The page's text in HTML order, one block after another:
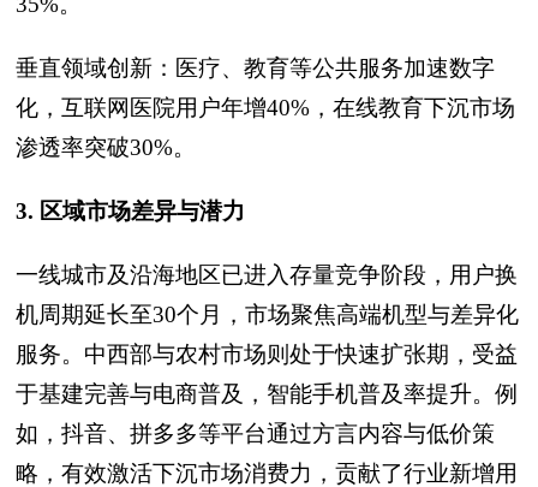
垂直领域创新：医疗、教育等公共服务加速数字
化，互联网医院用户年增40%，在线教育下沉市场
渗透率突破30%。
3. 区域市场差异与潜力
一线城市及沿海地区已进入存量竞争阶段，用户换
机周期延长至30个月，市场聚焦高端机型与差异化
服务。中西部与农村市场则处于快速扩张期，受益
于基建完善与电商普及，智能手机普及率提升。例
如，抖音、拼多多等平台通过方言内容与低价策
略，有效激活下沉市场消费力，贡献了行业新增用